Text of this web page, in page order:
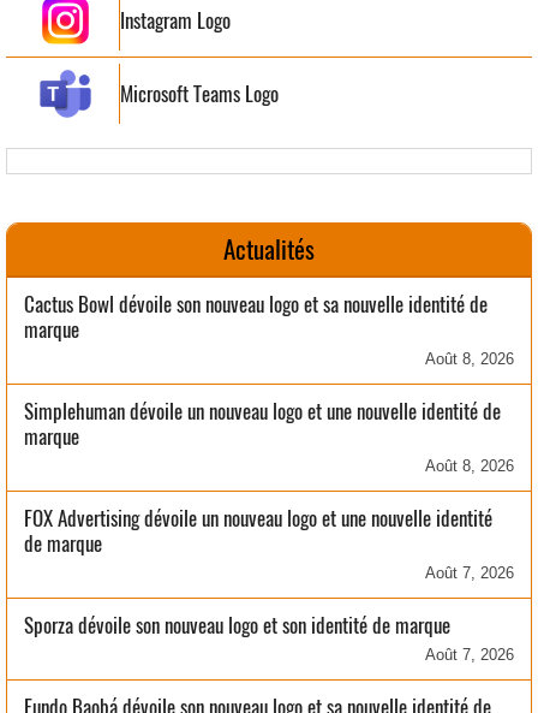
Instagram Logo
Microsoft Teams Logo
Actualités
Cactus Bowl dévoile son nouveau logo et sa nouvelle identité de
marque
Août 8, 2026
Simplehuman dévoile un nouveau logo et une nouvelle identité de
marque
Août 8, 2026
FOX Advertising dévoile un nouveau logo et une nouvelle identité
de marque
Août 7, 2026
Sporza dévoile son nouveau logo et son identité de marque
Août 7, 2026
Fundo Baobá dévoile son nouveau logo et sa nouvelle identité de